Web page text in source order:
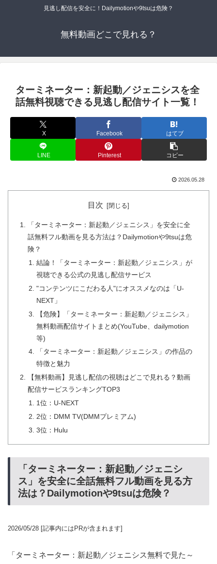
見逃し配信を安全に！Dailymotionや9tsuは危険？
無料動画どこで見れる？
ターミネーター：新起動／ジェニシスを全
話無料視聴できる見逃し配信サイト一覧！
X Facebook はてブ
LINE Pinterest コピー
2026.05.28
目次
「ターミネーター：新起動／ジェニシス」を安全に全
話無料フル動画を見る方法は？Dailymotionや9tsuは危
険？
結論！「ターミネーター：新起動／ジェニシス」が
視聴できる公式の見逃し配信サービス
"コンテンツにこだわる人"にオススメなのは「U-
NEXT」
【危険】「ターミネーター：新起動／ジェニシス」
無料動画配信サイトまとめ(YouTube、dailymotion
等)
「ターミネーター：新起動／ジェニシス」の作品の
特徴と魅力
【無料動画】見逃し配信の視聴はどこで見れる？動画
配信サービスランキングTOP3
1位：U-NEXT
2位：DMM TV(DMMプレミアム)
3位：Hulu
「ターミネーター：新起動／ジェニシ
ス」を安全に全話無料フル動画を見る方
法は？Dailymotionや9tsuは危険？
2026/05/28 [記事内にはPRが含まれます]
「ターミネーター：新起動／ジェニシス無料で見た～